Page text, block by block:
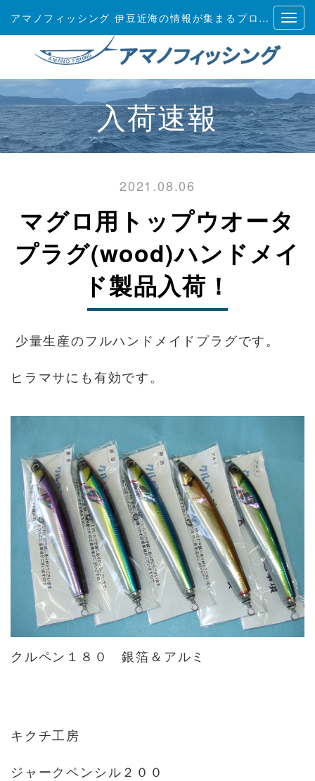
アマノフィッシング 伊豆近海の情報が集まるプロショップ
入荷速報
2021.08.06
マグロ用トップウオータ
プラグ(wood)ハンドメイ
ド製品入荷！
少量生産のフルハンドメイドプラグです。
ヒラマサにも有効です。
クルペン１８０ 銀箔＆アルミ
キクチ工房
ジャークペンシル２００